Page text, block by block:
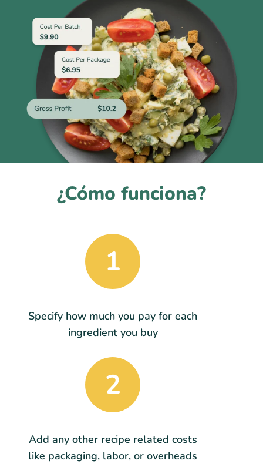
¿Cómo funciona?
1
Specify how much you pay for each
ingredient you buy
2
Add any other recipe related costs
like packaging, labor, or overheads